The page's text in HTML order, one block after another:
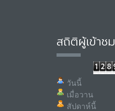
สถิติผู้เข้าชม
วันนี้
เมื่อวาน
สัปดาห์นี้